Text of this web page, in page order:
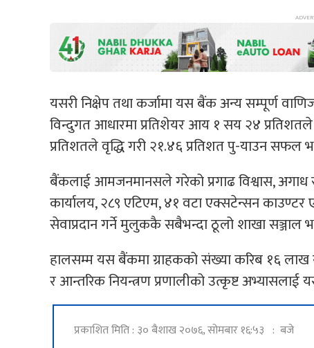
यसरी निक्षेप तथा कर्जामा यस बैंक अन्य सम्पूर्ण
विन्दुगत आधारमा प्रतिशेयर आय १ सय २४ प्रतिशतले
प्रतिशतले वृद्धि गरी २१.४६ प्रतिशत पु-याउन सफल
बैंकलाई आमजनमानसले गरेको प्रगाढ विश्वास,
कार्यालय, २८९ एटिएम, ४१ वटा एक्सटेन्सन
सेवाप्रदान गर्ने मुलुककै सबैभन्दा ठूलो शाखा
हालसम्म यस बैंकमा ग्राहकको संख्या करिब १६
र आन्तरिक नियन्त्रण प्रणालीको उत्कृष्ट
प्रकाशित मिति : ३० बैशाख २०७६, सोमबार १६:५३ : बजे